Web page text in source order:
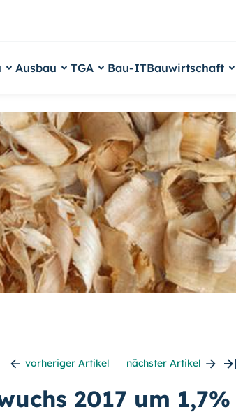
Ausbau TGA Bau-ITBauwirtschaft
vorheriger Artikel nächster Artikel
2017 um 1,7%